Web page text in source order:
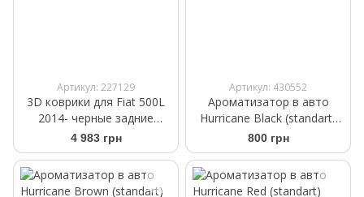
Артикул: 227129
3D коврики для Fiat 500L
2014- черные задние
WeatherTech 445262
4 983 грн
Артикул: 430552
Ароматизатор в авто
Hurricane Black (standart)
Аромасаше на дефлектор
800 грн